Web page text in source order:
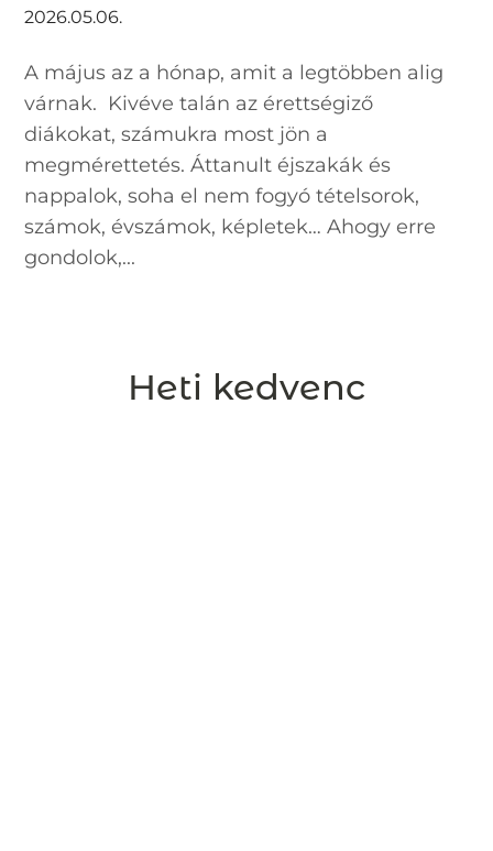
2026.05.06.
A május az a hónap, amit a legtöbben alig
várnak. Kivéve talán az érettségiző
diákokat, számukra most jön a
megmérettetés. Áttanult éjszakák és
nappalok, soha el nem fogyó tételsorok,
számok, évszámok, képletek… Ahogy erre
gondolok,...
Heti kedvenc